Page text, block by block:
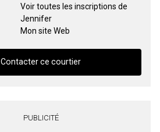
Voir toutes les inscriptions de
Jennifer
Mon site Web
Contacter ce courtier
PUBLICITÉ